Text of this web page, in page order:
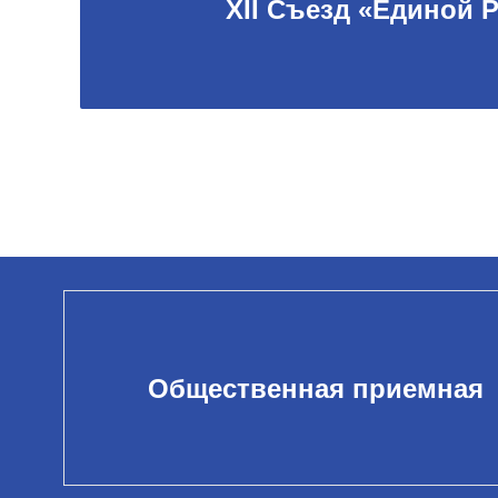
XII Съезд «Единой
Общественная приемная